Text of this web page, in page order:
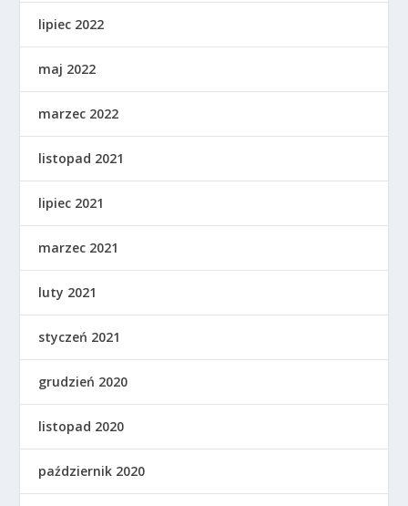
lipiec 2022
maj 2022
marzec 2022
listopad 2021
lipiec 2021
marzec 2021
luty 2021
styczeń 2021
grudzień 2020
listopad 2020
październik 2020